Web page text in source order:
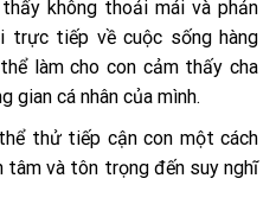
không thoải mái và phản
trực tiếp về cuộc sống hàng
làm cho con cảm thấy cha
gian cá nhân của mình.
thử tiếp cận con một cách
tâm và tôn trọng đến suy nghĩ